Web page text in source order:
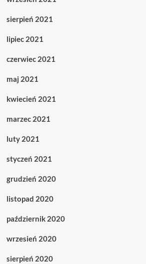
sierpień 2021
lipiec 2021
czerwiec 2021
maj 2021
kwiecień 2021
marzec 2021
luty 2021
styczeń 2021
grudzień 2020
listopad 2020
październik 2020
wrzesień 2020
sierpień 2020